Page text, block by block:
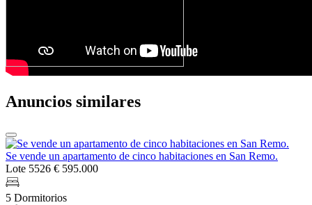
Anuncios similares
Se vende un apartamento de cinco habitaciones en San Remo.
Lote 5526 € 595.000
5 Dormitorios